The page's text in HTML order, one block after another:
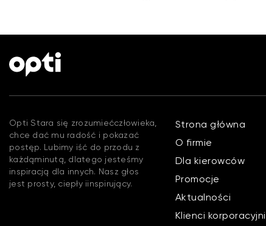
Opti Stara się zrozumiećczłowieka,
chce dać mu radość i pokazać
postęp. Lubimy iść do przodu z
każdąminutą, dlatego jesteśmy
inspiracją dla innych. Nasz głos
jest prosty, ciepły iinspirujący.
Strona główna
O firmie
Dla kierowców
Promocje
Aktualności
Klienci korporacyjni